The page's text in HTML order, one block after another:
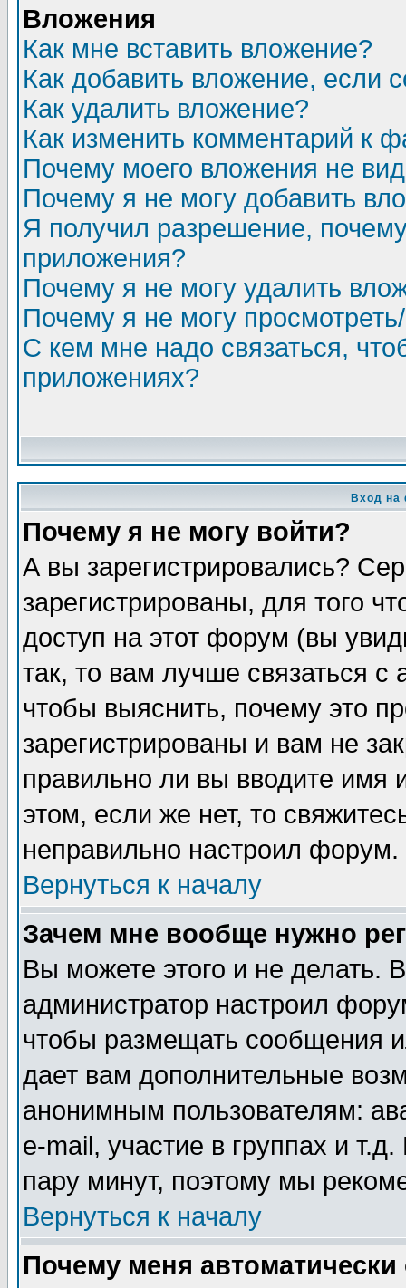
Вложения
Как мне вставить вложение?
Как добавить вложение, если
Как удалить вложение?
Как изменить комментарий к
Почему моего вложения не
Почему я не могу добавить
Я получил разрешение,
приложения?
Почему я не могу удалить
Почему я не могу
С кем мне надо связаться,
приложениях?
Вход на
Почему я не могу войти?
А вы зарегистрировались?
зарегистрированы, для того
доступ на этот форум (вы
так, то вам лучше связаться
чтобы выяснить, почему это
зарегистрированы и вам не
правильно ли вы вводите
этом, если же нет, то
неправильно настроил форум.
Вернуться к началу
Зачем мне вообще нужно
Вы можете этого и не делать.
администратор настроил
чтобы размещать сообщения
дает вам дополнительные
анонимным пользователям:
e-mail, участие в группах и
пару минут, поэтому мы
Вернуться к началу
Почему меня автоматически